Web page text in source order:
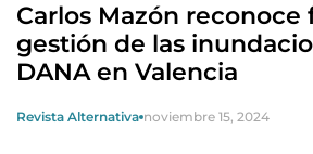
Carlos Mazón reconoce
gestión de las
DANA en Valencia
Revista Alternativa noviembre 15, 2024